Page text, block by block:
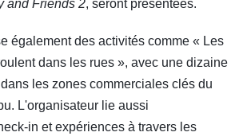
and Friends 2, seront présentées.
également des activités comme « Les
dans les rues », avec une dizaine
les zones commerciales clés du
L'organisateur lie aussi
in et expériences à travers les